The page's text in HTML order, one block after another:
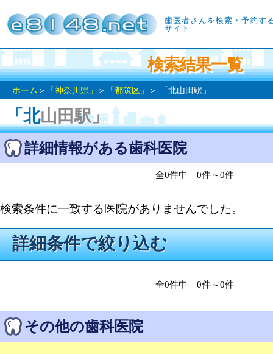
歯医者さんを検索・予約す
サイト
検索結果一覧
ホーム ＞ 「神奈川県」 ＞ 「都筑区」 ＞ 「北山田駅」
「北山田駅」
詳細情報がある歯科医院
全0件中 0件～0件
検索条件に一致する医院がありませんでした。
詳細条件で絞り込む
全0件中 0件～0件
その他の歯科医院